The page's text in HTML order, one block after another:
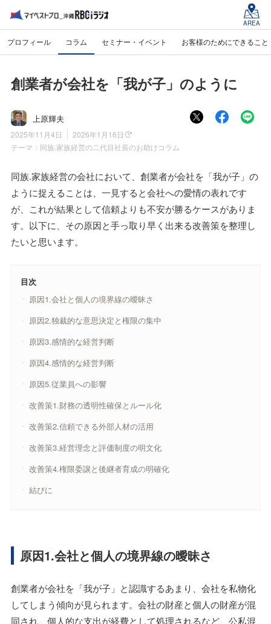
AREA
プロフィール コラム セミナー・イベント お客様のためにできること
創業者が会社を「我が子」のように
上原輝夫
2025年11月4日
2026年1月16日
テーマ： 同族.家族経営の二代目社長のお助けコラム
同族.家族経営の会社において、創業者が会社を「我が子」の
ように捉えることは、一見すると会社への愛情の表れです
が、これが結果として信頼よりも不安が勝るケースがありま
す。以下に、その原因と手っ取り早く出来る改善策を整理し
たいと思います。
目次
原因1.会社と個人の境界線の曖昧さ
原因2.独裁的な意思決定と権限の集中
原因3.感情的な経営判断
原因4.感情的な経営判断
原因5.従業員への影響
改善策1.財務の透明性確保とルール化
改善策2.信頼できる外部人材の活用
改善策3.経営理念と評価制度の明文化
改善策4.権限委譲と後継者育成の明確化
結びに
原因1.会社と個人の境界線の曖昧さ
創業者が会社を「我が子」と認識するあまり、会社を私物化
してしまう傾向が見られます。会社の財産と個人の財産が混
同され、個人的な支出が経費として処理されるなど、公私混